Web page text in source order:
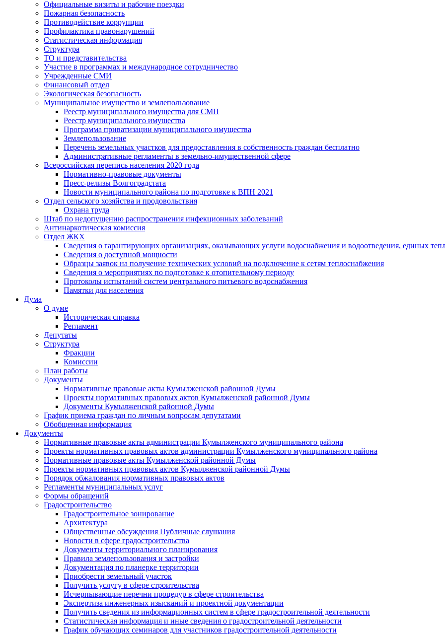
Официальные визиты и рабочие поездки
Пожарная безопасность
Противодействие коррупции
Профилактика правонарушений
Статистическая информация
Структура
ТО и представительства
Участие в программах и международное сотрудничество
Учрежденные СМИ
Финансовый отдел
Экологическая безопасность
Муниципальное имущество и землепользование
Реестр муниципального имущества для СМП
Реестр муниципального имущества
Программа приватизации муниципального имущества
Землепользование
Перечень земельных участков для предоставления в собственность граждан бесплатно
Административные регламенты в земельно-имущественной сфере
Всероссийская перепись населения 2020 года
Нормативно-правовые документы
Пресс-релизы Волгоградстата
Новости муниципального района по подготовке к ВПН 2021
Отдел сельского хозяйства и продовольствия
Охрана труда
Штаб по недопущению распространения инфекционных заболеваний
Антинаркотическая комиссия
Отдел ЖКХ
Сведения о гарантирующих организациях, оказывающих услуги водоснабжения и водоотведения, единых
Сведения о доступной мощности
Образцы заявок на получение технических условий на подключение к сетям теплоснабжения
Сведения о мероприятиях по подготовке к отопительному периоду
Протоколы испытаний систем центрального питьевого водоснабжения
Памятки для населения
Дума
О думе
Историческая справка
Регламент
Депутаты
Структура
Фракции
Комиссии
План работы
Документы
Нормативные правовые акты Кумылженской районной Думы
Проекты нормативных правовых актов Кумылженской районной Думы
Документы Кумылженской районной Думы
График приема граждан по личным вопросам депутатами
Обобщенная информация
Документы
Нормативные правовые акты администрации Кумылженского муниципального района
Проекты нормативных правовых актов администрации Кумылженского муниципального района
Нормативные правовые акты Кумылженской районной Думы
Проекты нормативных правовых актов Кумылженской районной Думы
Порядок обжалования нормативных правовых актов
Регламенты муниципальных услуг
Формы обращений
Градостроительство
Градостроительное зонирование
Архитектура
Общественные обсуждения Публичные слушания
Новости в сфере градостроительства
Документы территориального планирования
Правила землепользования и застройки
Документация по планерке территории
Приобрести земельный участок
Получить услугу в сфере строительства
Исчерпывающие перечни процедур в сфере строительства
Экспертиза инженерных изысканий и проектной документации
Получить сведения из информационных систем в сфере градостроительной деятельности
Статистическая информация и иные сведения о градостроительной деятельности
График обучающих семинаров для участников градостроительной деятельности